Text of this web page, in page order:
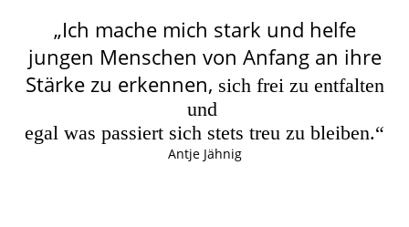
„Ich mache mich stark und helfe
jungen Menschen von Anfang an ihre
Stärke zu erkennen, sich frei zu entfalten
und
egal was passiert sich stets treu zu bleiben.“
Antje Jähnig